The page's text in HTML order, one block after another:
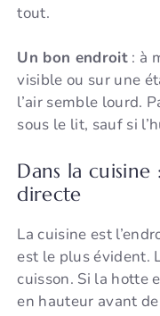
tout.
Un bon endroit: à
visible ou sur une
l’air semble lourd.
sous le lit, sauf si
Dans la
directe
La cuisine est
est le plus évident.
cuisson. Si la hotte
en hauteur avant